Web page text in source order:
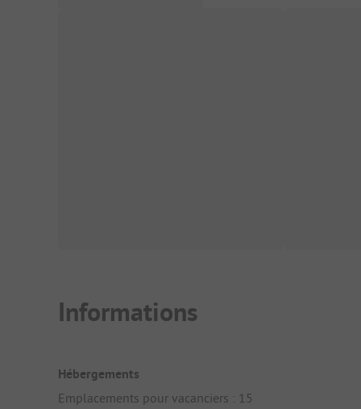
Informations
Hébergements
Emplacements pour vacanciers : 15